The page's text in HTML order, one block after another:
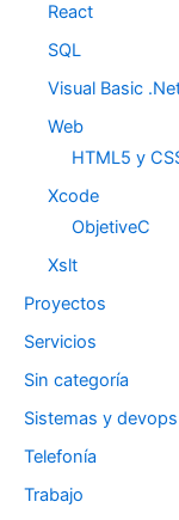
React
SQL
Visual Basic
Web
HTML5 y
Xcode
ObjetiveC
Xslt
Proyectos
Servicios
Sin categoría
Sistemas y devops
Telefonía
Trabajo